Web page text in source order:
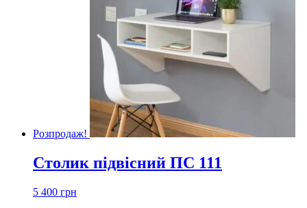
Розпродаж!
Столик підвісний ПС 111
5 400 грн